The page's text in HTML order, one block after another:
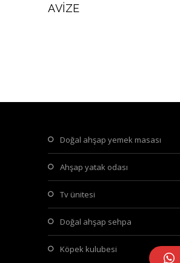
AVIZE
doğal ahşap yemek masası
ahşap yatak odası
tv ünitesi
doğal ahşap sehpa
köpek kulubesi